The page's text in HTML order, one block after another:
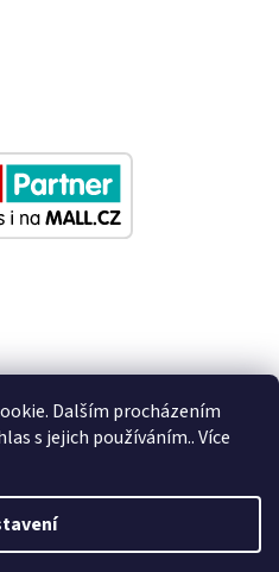
Dalším procházením
s jejich používáním.. Více